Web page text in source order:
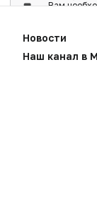
Вам
Новости
Наш канал в